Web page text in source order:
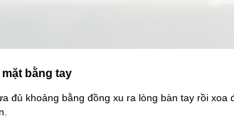
bằng tay
đủ khoảng bằng đồng xu ra lòng bàn tay rồi